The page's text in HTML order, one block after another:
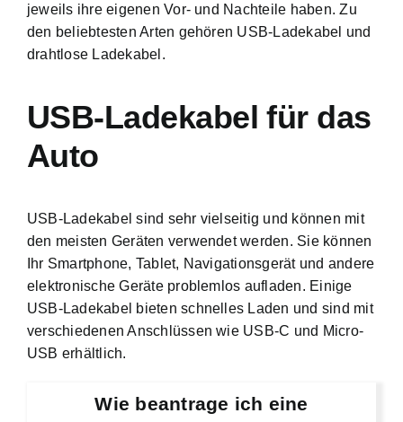
jeweils ihre eigenen Vor- und Nachteile haben. Zu
den beliebtesten Arten gehören USB-Ladekabel und
drahtlose Ladekabel.
USB-Ladekabel für das
Auto
USB-Ladekabel sind sehr vielseitig und können mit
den meisten Geräten verwendet werden. Sie können
Ihr Smartphone, Tablet, Navigationsgerät und andere
elektronische Geräte problemlos aufladen. Einige
USB-Ladekabel bieten schnelles Laden und sind mit
verschiedenen Anschlüssen wie USB-C und Micro-
USB erhältlich.
Wie beantrage ich eine